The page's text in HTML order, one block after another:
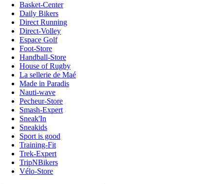
Basket-Center
Daily Bikers
Direct Running
Direct-Volley
Espace Golf
Foot-Store
Handball-Store
House of Rugby
La sellerie de Maé
Made in Paradis
Nauti-wave
Pecheur-Store
Smash-Expert
Sneak'In
Sneakids
Sport is good
Training-Fit
Trek-Expert
TripNBikers
Vélo-Store